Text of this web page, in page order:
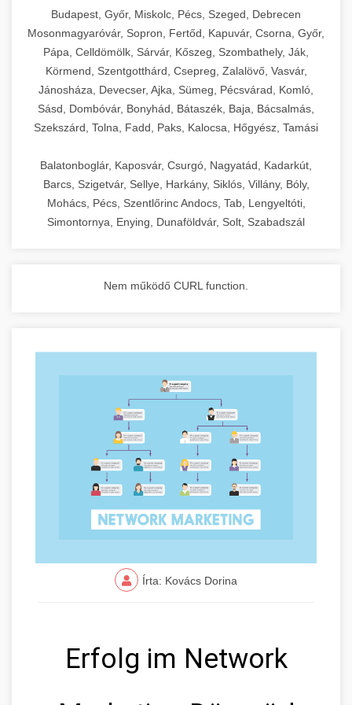
commercial kitchen solutions
Budapest, Győr, Miskolc, Pécs, Szeged, Debrecen
Mosonmagyaróvár, Sopron, Fertőd, Kapuvár, Csorna, Győr,
Pápa, Celldömölk, Sárvár, Kőszeg, Szombathely, Ják,
Körmend, Szentgotthárd, Csepreg, Zalalövő, Vasvár,
Jánosháza, Devecser, Ajka, Sümeg, Pécsvárad, Komló,
Sásd, Dombóvár, Bonyhád, Bátaszék, Baja, Bácsalmás,
Szekszárd, Tolna, Fadd, Paks, Kalocsa, Hőgyész, Tamási
Balatonboglár, Kaposvár, Csurgó, Nagyatád, Kadarkút,
Barcs, Szigetvár, Sellye, Harkány, Siklós, Villány, Bóly,
Mohács, Pécs, Szentlőrinc Andocs, Tab, Lengyeltóti,
Simontornya, Enying, Dunaföldvár, Solt, Szabadszál
Nem működő CURL function.
Írta: Kovács Dorina
Erfolg im Network